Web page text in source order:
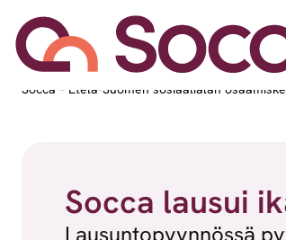
Siirry sisältöön
Socca – Etelä-Suomen sosiaalialan
Socca lausui
Lausuntopyynnössä